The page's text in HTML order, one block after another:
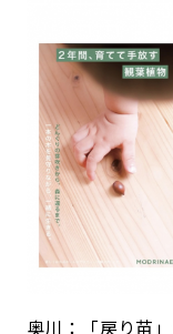
奥川：「戻り苗